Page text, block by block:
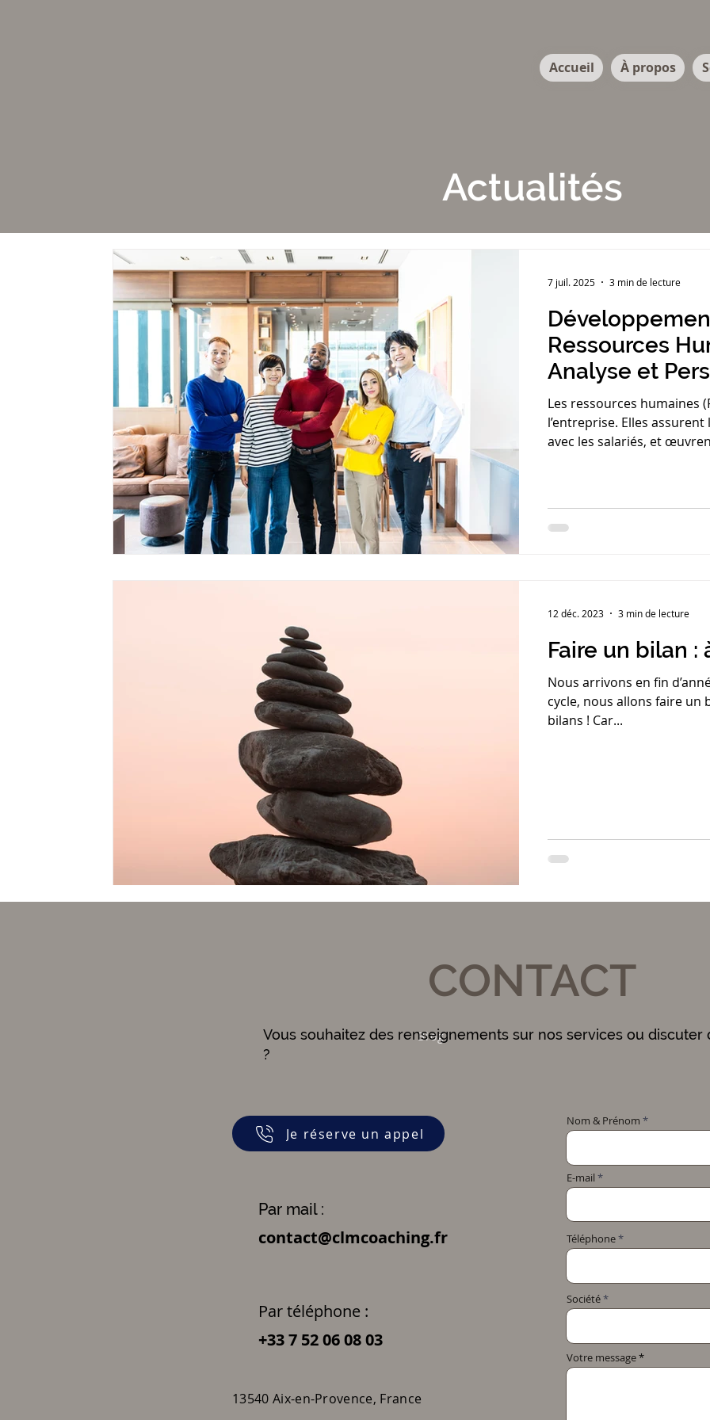
Accueil À propos
Actualités
Ressources
Analyse et
Les ressources humaines
l’entreprise. Elles
avec les salariés, et
7 juil. 2025 3 min de lecture
Faire un bilan :
Nous arrivons en fin
cycle, nous allons faire un
bilans ! Car...
12 déc. 2023 3 min de lecture
CONTACT
Blog
Vous souhaitez des renseignements sur nos services ou discuter
?
Je réserve un appel
Par mail :
contact@clmcoaching.fr
Par téléphone :
+33 7 52 06 08 03
13540 Aix-en-Provence, France
Nom & Prénom
E-mail
Téléphone
Société
Votre message